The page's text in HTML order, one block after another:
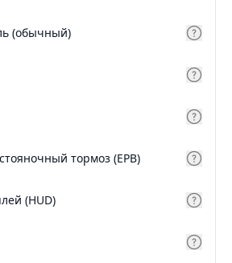
(обычный)
тормоз (EPB)
(HUD)